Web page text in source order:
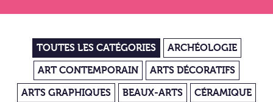
TOUTES LES CATÉGORIES ARCHÉOLOGIE
ART CONTEMPORAIN ARTS DÉCORATIFS
ARTS GRAPHIQUES BEAUX-ARTS CÉRAMIQUE